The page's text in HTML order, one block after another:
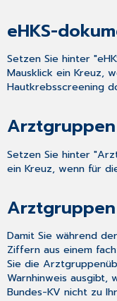
eHKS-
Setzen Sie hinter
Mausklick ein Kreuz,
Hautkrebsscreening
Setzen Sie hinter
ein Kreuz, wenn für
Arztgruppen
Damit Sie während
Ziffern aus einem
Sie die
Warnhinweis ausgibt,
Bundes-KV nicht zu